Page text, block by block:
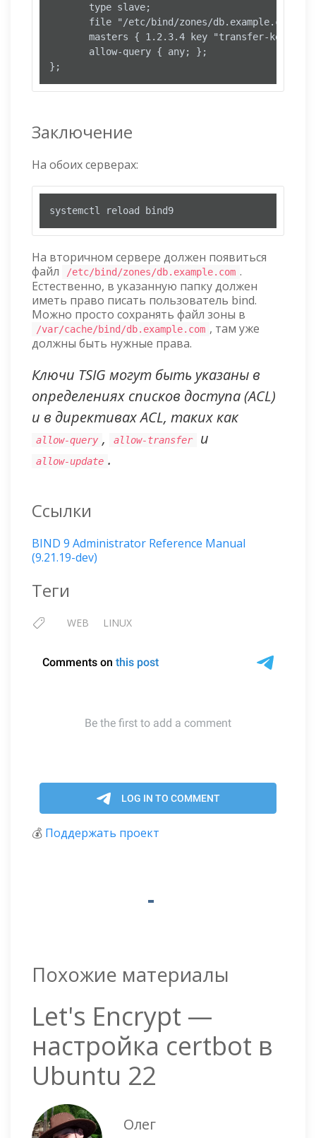
       type slave;
       file "/etc/bind/zones/db.example.com";
       masters { 1.2.3.4 key "transfer-key"; };
       allow-query { any; };
};
Заключение
На обоих серверах:
systemctl reload bind9
На вторичном сервере должен появиться
файл
/etc/bind/zones/db.example.com .
Естественно, в указанную папку должен
иметь право писать пользователь bind.
Можно просто сохранять файл зоны в
/var/cache/bind/db.example.com , там уже
должны быть нужные права.
Ключи TSIG могут быть указаны в
определениях списков доступа (ACL)
и в директивах ACL, таких как
allow-query , allow-transfer и
allow-update .
Ссылки
BIND 9 Administrator Reference Manual
(9.21.19-dev)
Теги
WEB LINUX
💰 Поддержать проект
Похожие материалы
Let's Encrypt —
настройка certbot в
Ubuntu 22
Олег